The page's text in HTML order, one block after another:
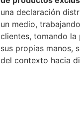
una declaración
un medio,
clientes, tomando
sus propias manos,
del contexto hacia